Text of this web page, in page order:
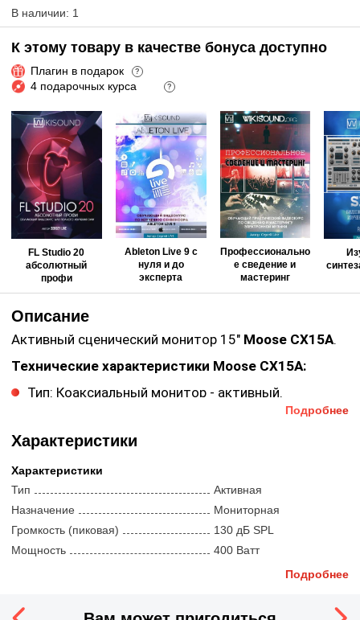
В наличии: 1
К этому товару в качестве бонуса доступно
Плагин в подарок ?
4 подарочных курса ?
FL Studio 20
абсолютный
профи
Ableton Live 9 с
нуля и до
эксперта
Профессионально
е сведение и
мастеринг
Описание
Активный сценический монитор 15" Moose CX15A.
Технические характеристики Moose CX15A:
Тип: Коаксиальный монитор - активный.
Выходная мощность (RMS): 400 Вт / 80 Вт, 800 Вт
Диапазон частот: 80 Гц - 20 кГц.
Преобразователи: 15-дюймовый коаксиальный
преобразователь ( LF 4 in VC) + ВЧ 2.87".
Дисперсия: 80 °, осесимметричная (коническая).
Частота кроссовера: Регулируется полностью
программируемым DSP, Частота дискретизации
Подробнее
Характеристики
Характеристики
Тип
Активная
Назначение
Мониторная
Громкость (пиковая)
130 дБ SPL
Мощность
400 Ватт
Компоненты
Подробнее